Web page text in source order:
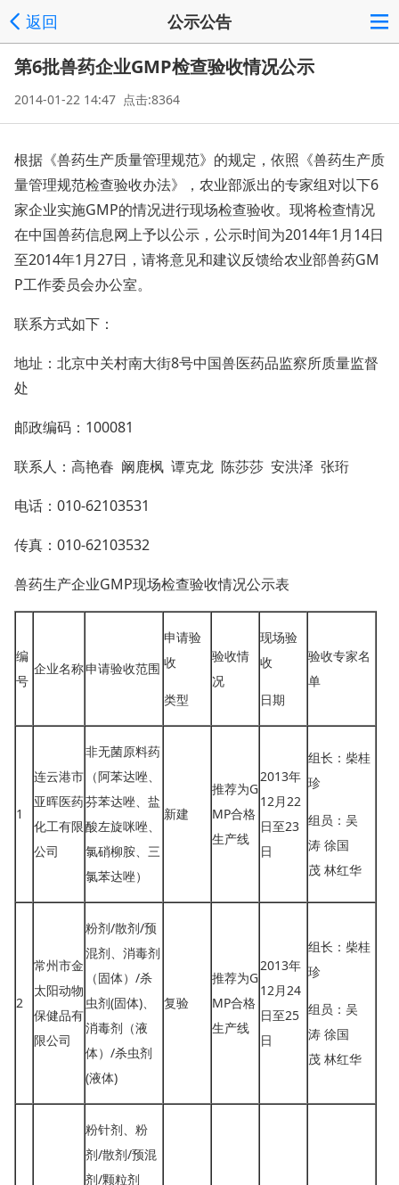
返回 公示公告
第6批兽药企业GMP检查验收情况公示
2014-01-22 14:47 点击:8364
根据《兽药生产质量管理规范》的规定，依照《兽药生产质
量管理规范检查验收办法》，农业部派出的专家组对以下6
家企业实施GMP的情况进行现场检查验收。现将检查情况
在中国兽药信息网上予以公示，公示时间为2014年1月14日
至2014年1月27日，请将意见和建议反馈给农业部兽药GM
P工作委员会办公室。
联系方式如下：
地址：北京中关村南大街8号中国兽医药品监察所质量监督
处
邮政编码：100081
联系人：高艳春 阚鹿枫 谭克龙 陈莎莎 安洪泽 张珩
电话：010-62103531
传真：010-62103532
兽药生产企业GMP现场检查验收情况公示表
编
号
企业名称申请验收范围
申请验
收
类型
验收情
况
现场验
收
日期
验收专家名
单
1
连云港市
亚晖医药
化工有限
公司
非无菌原料药
（阿苯达唑、
芬苯达唑、盐
酸左旋咪唑、
氯硝柳胺、三
氯苯达唑）
新建
推荐为G
MP合格
生产线
2013年
12月22
日至23
日
组长：柴桂
珍
组员：吴
涛 徐国
茂 林红华
2
常州市金
太阳动物
保健品有
限公司
粉剂/散剂/预
混剂、消毒剂
（固体）/杀
虫剂(固体)、
消毒剂（液
体）/杀虫剂
(液体)
复验
推荐为G
MP合格
生产线
2013年
12月24
日至25
日
组长：柴桂
珍
组员：吴
涛 徐国
茂 林红华
粉针剂、粉
剂/散剂/预混
剂/颗粒剂